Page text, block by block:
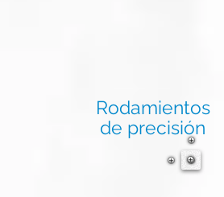
Rodamientos
de precisión